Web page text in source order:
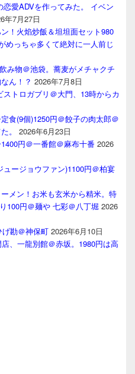
愛ADVを作ってみた。 イベン
年7月27日
！火焰炒飯＆坦坦面セット980
めっちゃ多くて絶対に一人前じ
み物＠池袋。蕎麦がメチャクチ
ん！？ 2026年7月8日
トロガブリ＠大門、13時からカ
食(9個)1250円＠餃子の肉太郎＠
。
2026年6月23日
円＠一番館＠麻布十番 2026
ージョウファン)1100円＠柏宴
メン！お米も玄米から精米。特
100円＠麺や 七彩＠八丁堀 2026
勘＠神保町 2026年6月10日
、一龍別館＠赤坂。1980円は高